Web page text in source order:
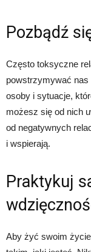
Pozbądź
Często toksyczne
powstrzymywać
osoby i sytuacje,
możesz się od nich
od negatywnych
i wspierają.
Praktykuj
Aby żyć swoim